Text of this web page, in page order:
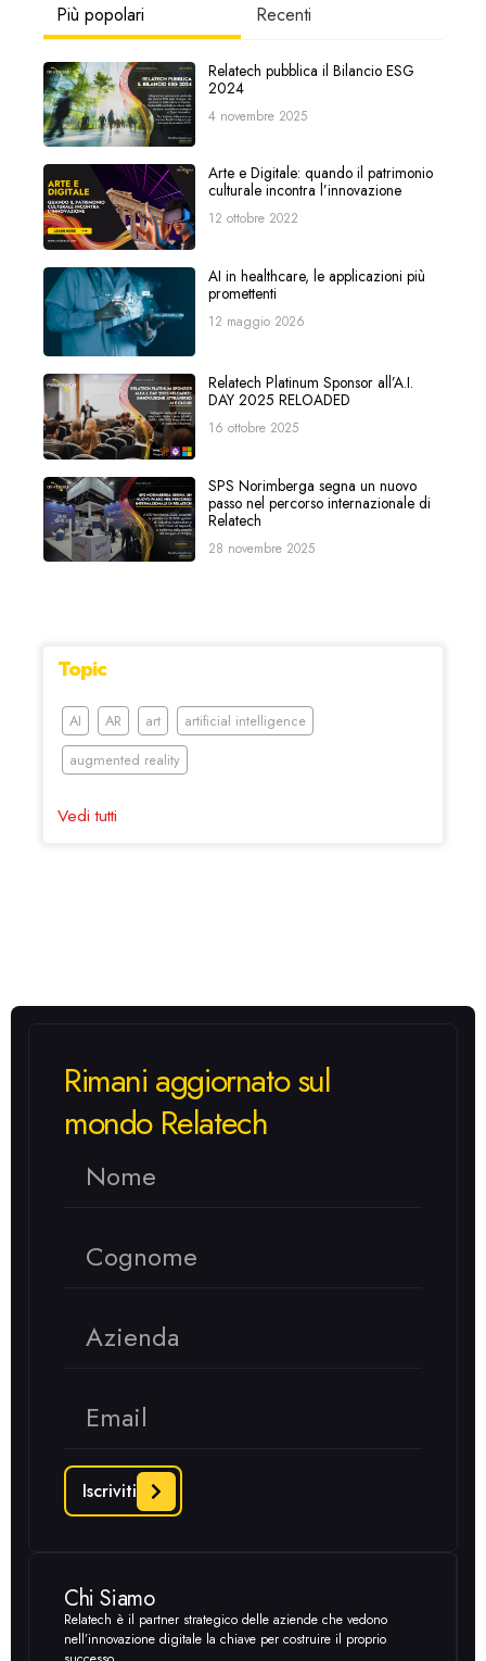
Più popolari Recenti
Relatech pubblica il Bilancio ESG
2024
4 novembre 2025
Arte e Digitale: quando il patrimonio
culturale incontra l’innovazione
12 ottobre 2022
AI in healthcare, le applicazioni più
promettenti
12 maggio 2026
Relatech Platinum Sponsor all’A.I.
DAY 2025 RELOADED
16 ottobre 2025
SPS Norimberga segna un nuovo
passo nel percorso internazionale di
Relatech
28 novembre 2025
Topic
AI AR art
artificial intelligence
augmented reality
Vedi tutti